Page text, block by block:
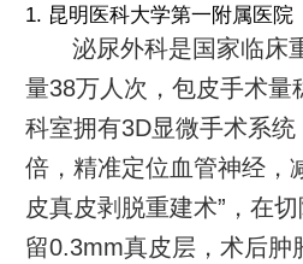
1. 昆明医科大学第一附属医院
泌尿外科是国家临床
量38万人次，包皮手术量
科室拥有3D显微手术系
倍，精准定位血管神经，
皮真皮剥脱重建术”，在
留0.3mm真皮层，术后肿